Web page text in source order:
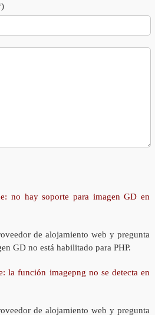
no hay soporte para imagen GD en
de alojamiento web y pregunta
GD no está habilitado para PHP.
la función imagepng no se detecta en
de alojamiento web y pregunta